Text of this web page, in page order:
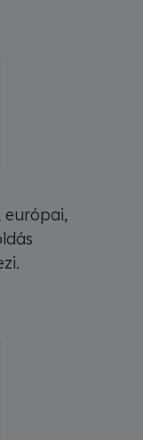
európai,